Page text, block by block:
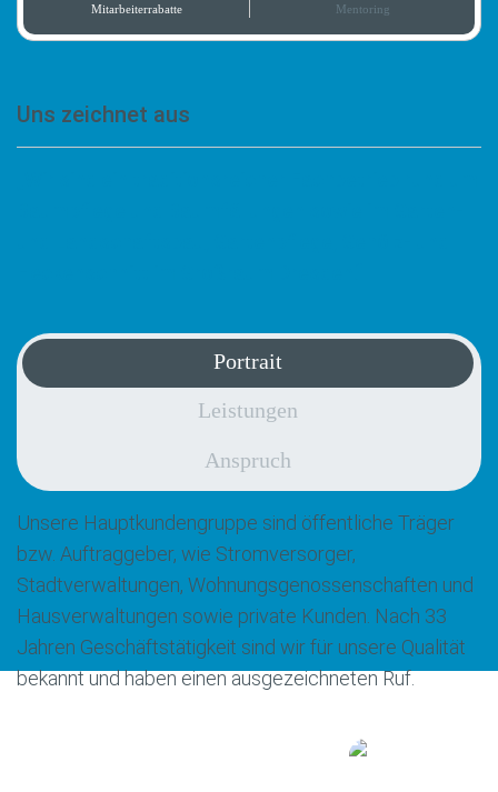
Mitarbeiterrabatte
Mentoring
Uns zeichnet aus
Portrait
Leistungen
Anspruch
Unsere Hauptkundengruppe sind öffentliche Träger
bzw. Auftraggeber, wie Stromversorger,
Stadtverwaltungen, Wohnungsgenossenschaften und
Hausverwaltungen sowie private Kunden. Nach 33
Jahren Geschäftstätigkeit sind wir für unsere Qualität
bekannt und haben einen ausgezeichneten Ruf.